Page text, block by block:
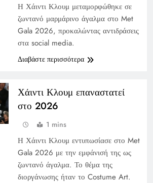
Η Χάιντι Κλουμ μεταμορφώθηκε σε
ζωντανό μαρμάρινο άγαλμα στο Met
Gala 2026, προκαλώντας αντιδράσεις
στα social media.
Διαβάστε περισσότερα
Χάιντι Κλουμ επαναστατεί
στο 2026
1 mins
Η Χάιντι Κλουμ εντυπωσίασε στο Met
Gala 2026 με την εμφάνισή της ως
ζωντανό άγαλμα. Το θέμα της
διοργάνωσης ήταν το Costume Art.